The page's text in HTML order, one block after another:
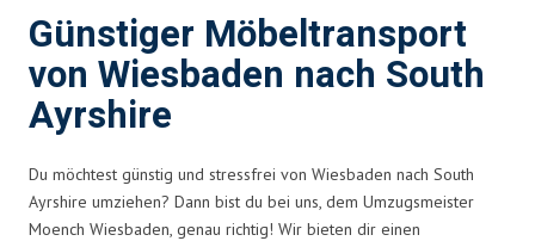
Günstiger Möbeltransport
von Wiesbaden nach South
Ayrshire
Du möchtest günstig und stressfrei von Wiesbaden nach South
Ayrshire umziehen? Dann bist du bei uns, dem Umzugsmeister
Moench Wiesbaden, genau richtig! Wir bieten dir einen